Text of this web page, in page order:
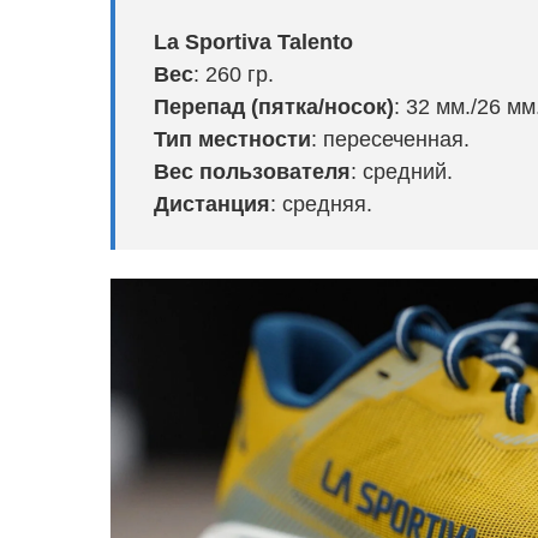
La Sportiva Talento
Вес: 260 гр.
Перепад (пятка/носок): 32 мм./26
Тип местности: пересеченная.
Вес пользователя: средний.
Дистанция: средняя.